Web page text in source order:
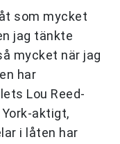
som mycket
jag tänkte
mycket när jag
har
Lou Reed-
aktigt,
i låten har